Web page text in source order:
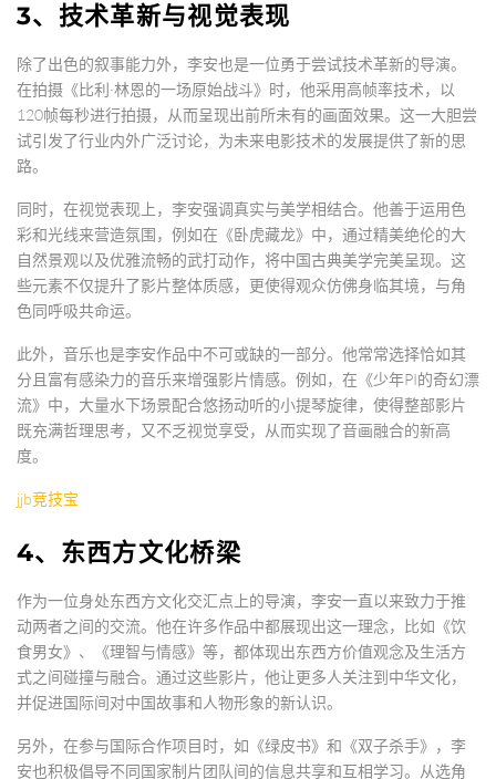
3、技术革新与视觉表现
除了出色的叙事能力外，李安也是一位勇于尝试技术革新的导演。
在拍摄《比利·林恩的一场原始战斗》时，他采用高帧率技术，以
120帧每秒进行拍摄，从而呈现出前所未有的画面效果。这一大胆尝
试引发了行业内外广泛讨论，为未来电影技术的发展提供了新的思
路。
同时，在视觉表现上，李安强调真实与美学相结合。他善于运用色
彩和光线来营造氛围，例如在《卧虎藏龙》中，通过精美绝伦的大
自然景观以及优雅流畅的武打动作，将中国古典美学完美呈现。这
些元素不仅提升了影片整体质感，更使得观众仿佛身临其境，与角
色同呼吸共命运。
此外，音乐也是李安作品中不可或缺的一部分。他常常选择恰如其
分且富有感染力的音乐来增强影片情感。例如，在《少年PI的奇幻漂
流》中，大量水下场景配合悠扬动听的小提琴旋律，使得整部影片
既充满哲理思考，又不乏视觉享受，从而实现了音画融合的新高
度。
jjb竞技宝
4、东西方文化桥梁
作为一位身处东西方文化交汇点上的导演，李安一直以来致力于推
动两者之间的交流。他在许多作品中都展现出这一理念，比如《饮
食男女》、《理智与情感》等，都体现出东西方价值观念及生活方
式之间碰撞与融合。通过这些影片，他让更多人关注到中华文化，
并促进国际间对中国故事和人物形象的新认识。
另外，在参与国际合作项目时，如《绿皮书》和《双子杀手》，李
安也积极倡导不同国家制片团队间的信息共享和互相学习。从选角